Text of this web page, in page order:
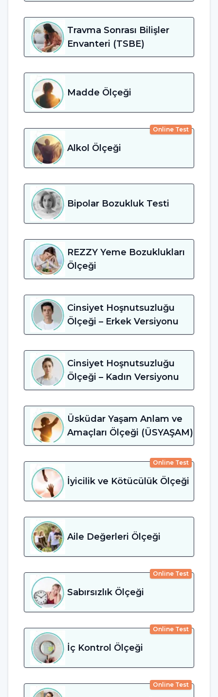
Travma Sonrası Bilişler
Envanteri (TSBE)
Madde Ölçeği
Online Test
Alkol Ölçeği
Bipolar Bozukluk Testi
REZZY Yeme Bozuklukları
Ölçeği
Cinsiyet Hoşnutsuzluğu
Ölçeği – Erkek Versiyonu
Cinsiyet Hoşnutsuzluğu
Ölçeği – Kadın Versiyonu
Üsküdar Yaşam Anlam ve
Amaçları Ölçeği (ÜSYAŞAM)
Online Test
İyicilik ve Kötücülük Ölçeği
Aile Değerleri Ölçeği
Online Test
Sabırsızlık Ölçeği
Online Test
İç Kontrol Ölçeği
Online Test